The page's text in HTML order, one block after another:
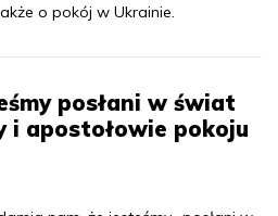
o pokój w Ukrainie.
posłani w świat
i apostołowie pokoju